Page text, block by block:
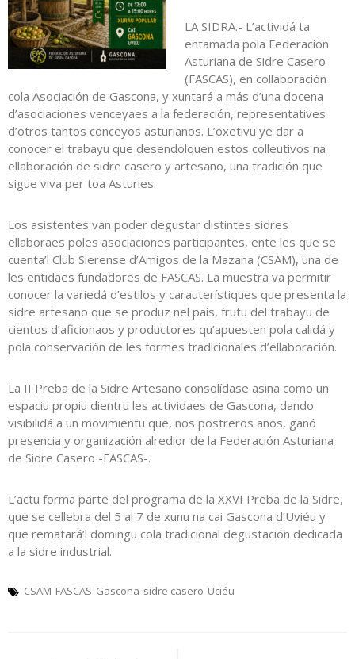
LA SIDRA.- L’actividá ta
entamada pola Federación
Asturiana de Sidre Casero
(FASCAS), en collaboración
cola Asociación de Gascona, y xuntará a más d’una docena
d’asociaciones venceyaes a la federación, representatives
d’otros tantos conceyos asturianos. L’oxetivu ye dar a
conocer el trabayu que desendolquen estos colleutivos na
ellaboración de sidre casero y artesano, una tradición que
sigue viva per toa Asturies.
Los asistentes van poder degustar distintes sidres
ellaboraes poles asociaciones participantes, ente les que se
cuenta’l Club Sierense d’Amigos de la Mazana (CSAM), una de
les entidaes fundadores de FASCAS. La muestra va permitir
conocer la variedá d’estilos y carauterístiques que presenta la
sidre artesano que se produz nel país, frutu del trabayu de
cientos d’aficionaos y productores qu’apuesten pola calidá y
pola conservación de les formes tradicionales d’ellaboración.
La II Preba de la Sidre Artesano consolídase asina como un
espaciu propiu dientru les actividaes de Gascona, dando
visibilidá a un movimientu que, nos postreros años, ganó
presencia y organización alredior de la Federación Asturiana
de Sidre Casero -FASCAS-.
L’actu forma parte del programa de la XXVI Preba de la Sidre,
que se cellebra del 5 al 7 de xunu na cai Gascona d’Uviéu y
que rematará’l domingu cola tradicional degustación dedicada
a la sidre industrial.
CSAM FASCAS Gascona sidre casero Uciéu